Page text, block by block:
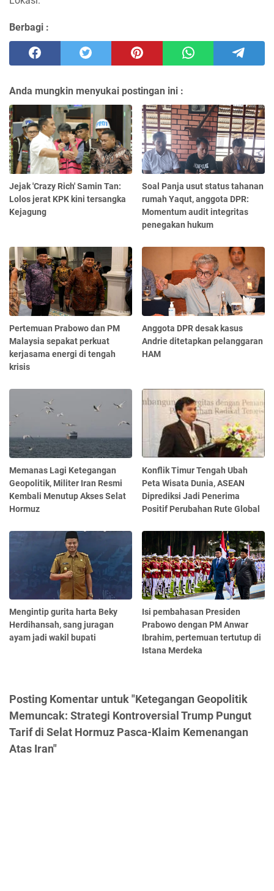
Berbagi :
Anda mungkin menyukai postingan ini :
Jejak 'Crazy Rich' Samin Tan:
Lolos jerat KPK kini tersangka
Kejagung
Soal Panja usut status tahanan
rumah Yaqut, anggota DPR:
Momentum audit integritas
penegakan hukum
Pertemuan Prabowo dan PM
Malaysia sepakat perkuat
kerjasama energi di tengah
krisis
Anggota DPR desak kasus
Andrie ditetapkan pelanggaran
HAM
Memanas Lagi Ketegangan
Geopolitik, Militer Iran Resmi
Kembali Menutup Akses Selat
Hormuz
Konflik Timur Tengah Ubah
Peta Wisata Dunia, ASEAN
Diprediksi Jadi Penerima
Positif Perubahan Rute Global
Mengintip gurita harta Beky
Herdihansah, sang juragan
ayam jadi wakil bupati
Isi pembahasan Presiden
Prabowo dengan PM Anwar
Ibrahim, pertemuan tertutup di
Istana Merdeka
Posting Komentar untuk "Ketegangan Geopolitik
Memuncak: Strategi Kontroversial Trump Pungut
Tarif di Selat Hormuz Pasca-Klaim Kemenangan
Atas Iran"